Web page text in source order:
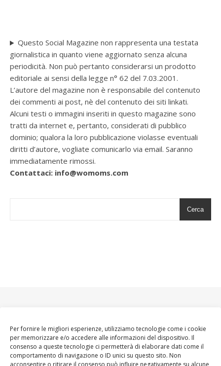
Per fornire le migliori esperienze, utilizziamo tecnologie come i cookie
per memorizzare e/o accedere alle informazioni del dispositivo. Il
consenso a queste tecnologie ci permetterà di elaborare dati come il
comportamento di navigazione o ID unici su questo sito. Non
acconsentire o ritirare il consenso può influire negativamente su alcune
Questo Social Magazine non rappresenta una testata
giornalistica in quanto viene aggiornato senza alcuna
periodicità. Non può pertanto considerarsi un prodotto
editoriale ai sensi della legge n° 62 del 7.03.2001.
L’autore del magazine non è responsabile del contenuto
dei commenti ai post, nè del contenuto dei siti linkati.
Alcuni testi o immagini inseriti in questo magazine sono
tratti da internet e, pertanto, considerati di pubblico
dominio; qualora la loro pubblicazione violasse eventuali
diritti d’autore, vogliate comunicarlo via email. Saranno
immediatamente rimossi.
Contattaci: info@womoms.com
Cerca